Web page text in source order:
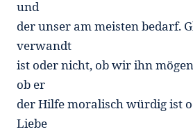
und
der unser am meisten bedarf.
verwandt
ist oder nicht, ob wir ihn
ob er
der Hilfe moralisch würdig ist
Liebe